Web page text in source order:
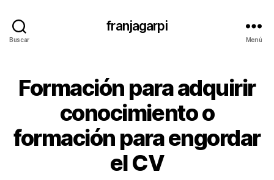
Buscar
franjagarpi
Menú
Categorías
T
Formación para adquirir
conocimiento o
formación para engordar
el CV